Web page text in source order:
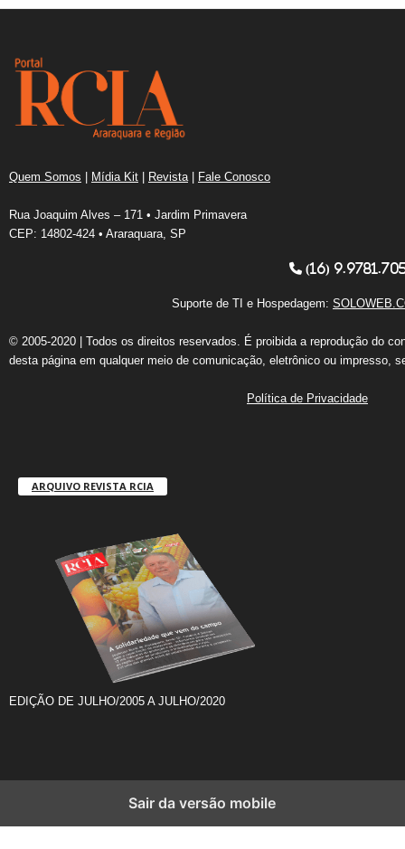
Quem Somos | Mídia Kit | Revista | Fale Conosco
Rua Joaquim Alves – 171 • Jardim Primavera
CEP: 14802-424 • Araraquara, SP
(16)
Suporte de TI e Hospedagem:
© 2005-2020 | Todos os direitos reservados. É proibida a reprodução do
desta página em qualquer meio de comunicação, eletrônico ou impresso,
Política de Privacidade
ARQUIVO REVISTA RCIA
EDIÇÃO DE JULHO/2005 A JULHO/2020
Sair da versão mobile